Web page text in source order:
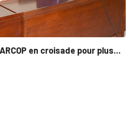
INTÉGRATION RÉGIONALE
Gestion concertée et durable du